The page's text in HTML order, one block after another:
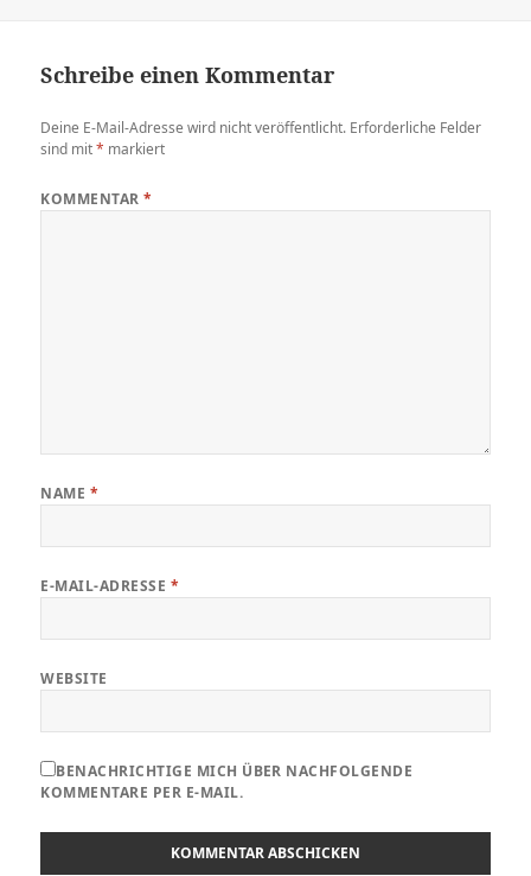
Schreibe einen Kommentar
Deine E-Mail-Adresse wird nicht veröffentlicht. Erforderliche Felder
sind mit* markiert
KOMMENTAR*
NAME *
E-MAIL-ADRESSE *
WEBSITE
BENACHRICHTIGE MICH ÜBER NACHFOLGENDE
KOMMENTARE PER E-MAIL.